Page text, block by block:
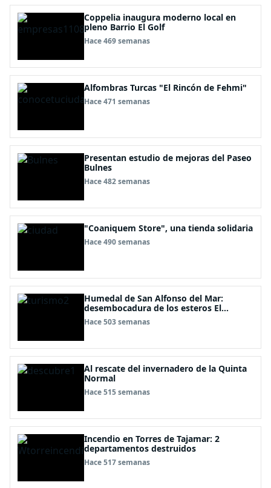
Coppelia inaugura moderno local en
pleno Barrio El Golf
Hace 469 semanas
Alfombras Turcas "El Rincón de Fehmi"
Hace 471 semanas
Presentan estudio de mejoras del Paseo
Bulnes
Hace 482 semanas
"Coaniquem Store", una tienda solidaria
Hace 490 semanas
Humedal de San Alfonso del Mar:
desembocadura de los esteros El
Membrillo y El Yugo.
Hace 503 semanas
Al rescate del invernadero de la Quinta
Normal
Hace 515 semanas
Incendio en Torres de Tajamar: 2
departamentos destruidos
Hace 517 semanas